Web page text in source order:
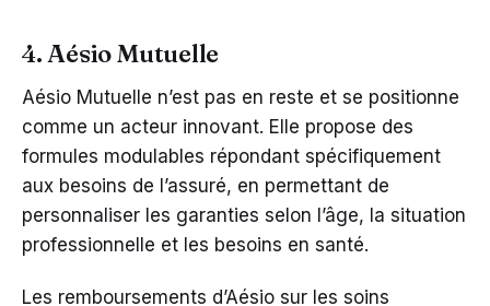
4. Aésio Mutuelle
Aésio Mutuelle n’est pas en reste et se positionne
comme un acteur innovant. Elle propose des
formules modulables répondant spécifiquement
aux besoins de l’assuré, en permettant de
personnaliser les garanties selon l’âge, la situation
professionnelle et les besoins en santé.
Les remboursements d’Aésio sur les soins